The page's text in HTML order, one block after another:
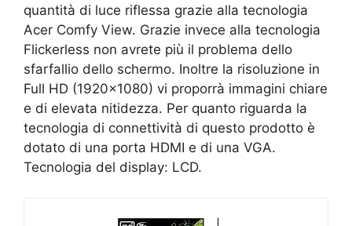
quantità di luce riflessa grazie alla tecnologia
Acer Comfy View. Grazie invece alla tecnologia
Flickerless non avrete più il problema dello
sfarfallio dello schermo. Inoltre la risoluzione in
Full HD (1920×1080) vi proporrà immagini chiare
e di elevata nitidezza. Per quanto riguarda la
tecnologia di connettività di questo prodotto è
dotato di una porta HDMI e di una VGA.
Tecnologia del display: LCD.